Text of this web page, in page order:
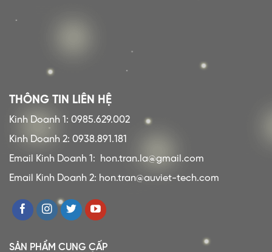
THÔNG TIN LIÊN HỆ
Kinh Doanh 1: 0985.629.002
Kinh Doanh 2: 0938.891.181
Email Kinh Doanh 1:
hon.tran.la@gmail.com
Email Kinh Doanh 2: hon.tran@auviet-tech.com
SẢN PHẨM CUNG CẤP